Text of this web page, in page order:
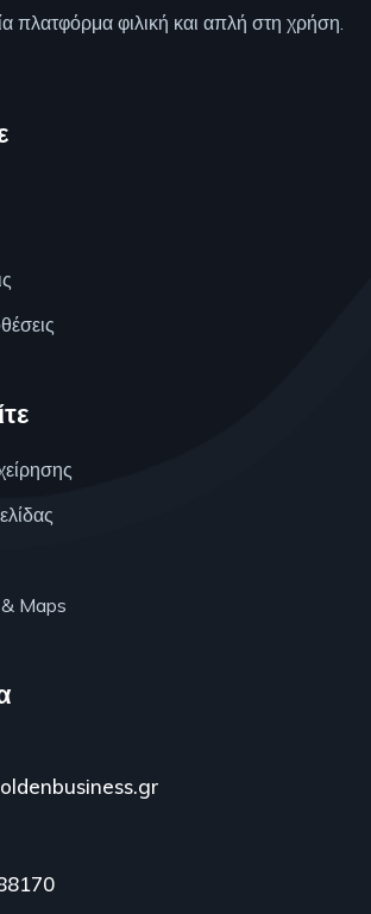
πλατφόρμα φιλική και απλή στη χρήση.
Maps